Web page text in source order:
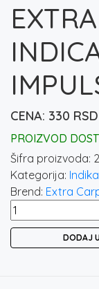
330 RSD
PROIZVOD
Šifra proizvoda:
Kategorija:
Brend: Extra
EXTRA
CARP
DODAJ